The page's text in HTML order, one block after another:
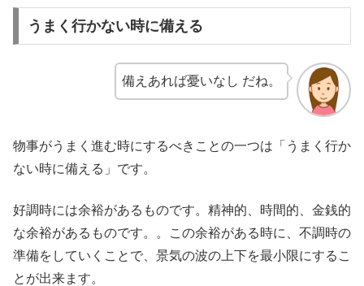
うまく行かない時に備える
備えあれば憂いなし だね。
物事がうまく進む時にするべきことの一つは「うまく行か
ない時に備える」です。
好調時には余裕があるものです。精神的、時間的、金銭的
な余裕があるものです。。この余裕がある時に、不調時の
準備をしていくことで、景気の波の上下を最小限にするこ
とが出来ます。